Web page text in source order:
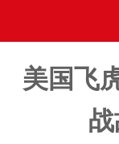
美国飞